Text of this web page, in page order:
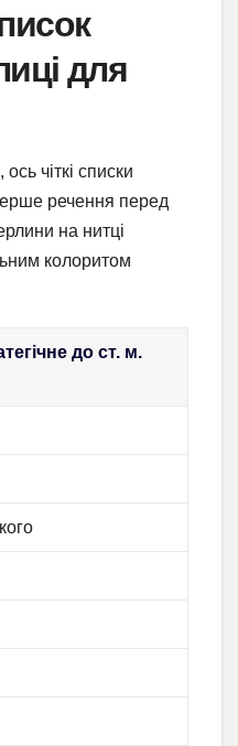
для
чіткі списки
речення перед
на нитці
колоритом
до ст. м.